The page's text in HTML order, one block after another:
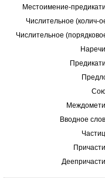
Местоимение-
Числительное (колич-
Числительное
Вводное